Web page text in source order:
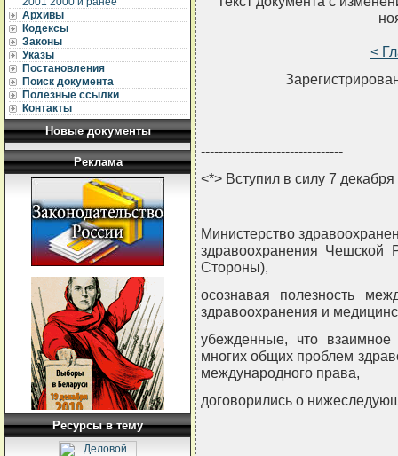
Архивы
Кодексы
Законы
Указы
Постановления
Поиск документа
Полезные ссылки
Контакты
Новые документы
Реклама
Ресурсы в тему
<
--------------------------------
<*> Вступил в силу 7
Министерство
здравоохранения Чешской
Стороны),
осознавая полезность
здравоохранения и
убежденные, что взаимное
многих общих проблем
международного права,
договорились о